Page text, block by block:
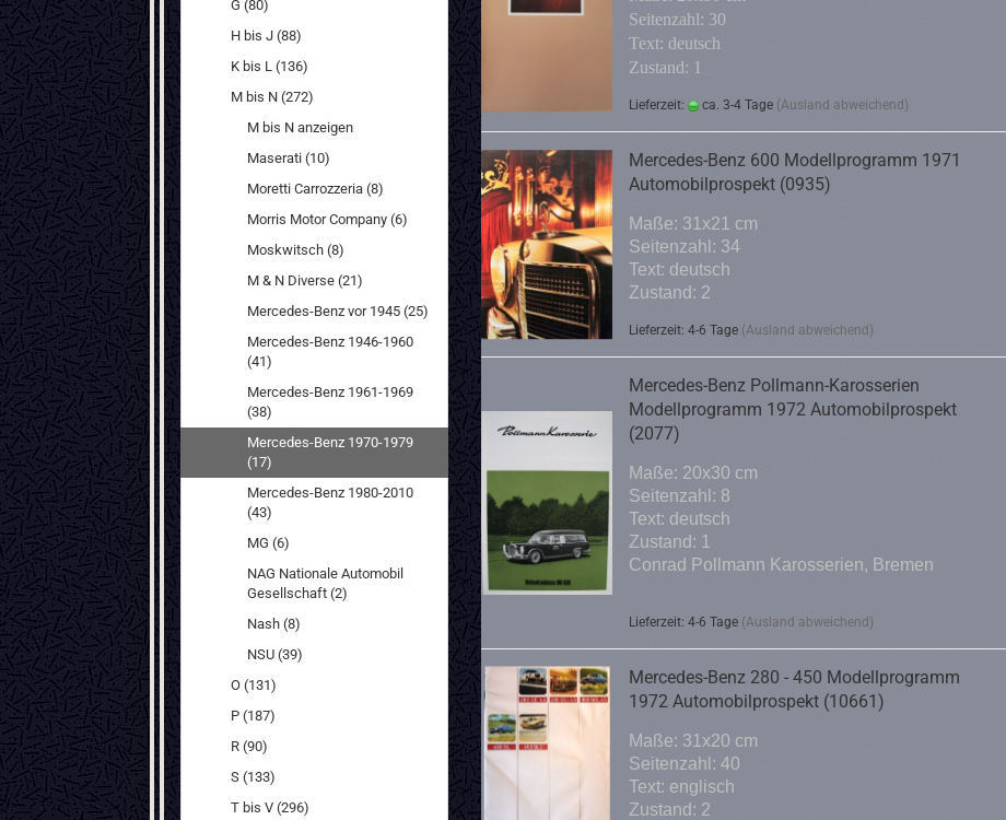
Seitenzahl: 30
Text: deutsch
Zustand: 1
Lieferzeit: ca. 3-4 Tage (Ausland abweichend)
Mercedes-Benz 600 Modellprogramm 1971
Automobilprospekt (0935)
Maße: 31x21 cm
Seitenzahl: 34
Text: deutsch
Zustand: 2
Lieferzeit: 4-6 Tage (Ausland abweichend)
Mercedes-Benz Pollmann-Karosserien
Modellprogramm 1972 Automobilprospekt
(2077)
Maße: 20x30 cm
Seitenzahl: 8
Text: deutsch
Zustand: 1
Conrad Pollmann Karosserien, Bremen
Lieferzeit: 4-6 Tage (Ausland abweichend)
Mercedes-Benz 280 - 450 Modellprogramm
1972 Automobilprospekt (10661)
Maße: 31x20 cm
Seitenzahl: 40
Text: englisch
Zustand: 2
G (80)
H bis J (88)
K bis L (136)
M bis N (272)
M bis N anzeigen
Maserati (10)
Moretti Carrozzeria (8)
Morris Motor Company (6)
Moskwitsch (8)
M & N Diverse (21)
Mercedes-Benz vor 1945 (25)
Mercedes-Benz 1946-1960
(41)
Mercedes-Benz 1961-1969
(38)
Mercedes-Benz 1970-1979
(17)
Mercedes-Benz 1980-2010
(43)
MG (6)
NAG Nationale Automobil
Gesellschaft (2)
Nash (8)
NSU (39)
O (131)
P (187)
R (90)
S (133)
T bis V (296)